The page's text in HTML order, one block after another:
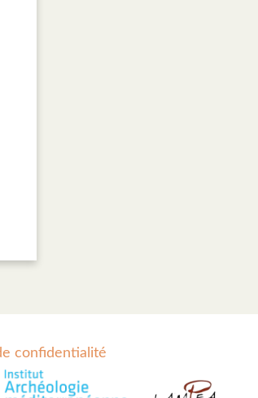
confidentialité